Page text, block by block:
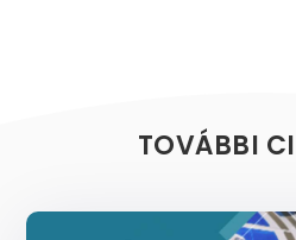
TOVÁBBI